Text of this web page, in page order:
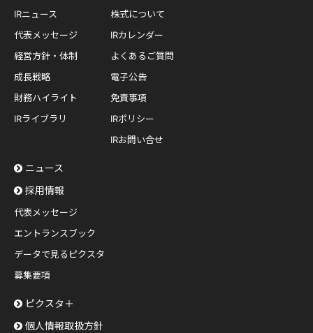
IRニュース
代表メッセージ
経営方針・体制
成長戦略
財務ハイライト
IRライブラリ
株式について
IRカレンダー
よくあるご質問
電子公告
免責事項
IRポリシー
IRお問い合せ
ニュース
採用情報
代表メッセージ
エントランスブック
データで見るピクスタ
募集要項
ピクスタ＋
個人情報取扱方針